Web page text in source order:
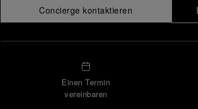
Concierge kontaktieren
Einen Termin
vereinbaren